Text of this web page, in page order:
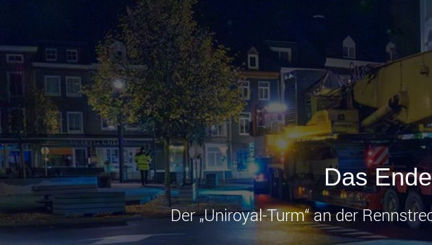
Das
Der „Uniroyal-Turm“ an der